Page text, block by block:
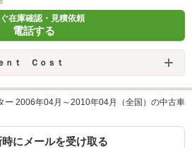
在庫確認・見積依頼
電話する
ｎｔ Ｃｏｓｔ
ー 2006年04月～2010年04月（全国）の中古車
にメールを受け取る